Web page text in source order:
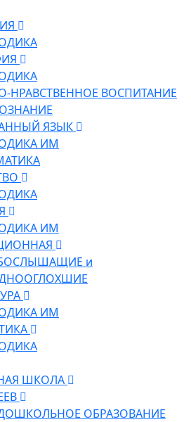
НРАВСТВЕННОЕ ВОСПИТАНИЕ
ЯЗЫК
ИМ
ИМ
и
ИМ
ШКОЛА
ОБРАЗОВАНИЕ